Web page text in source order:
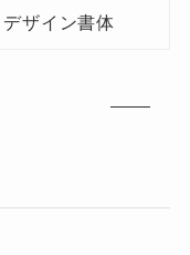
デザイン書体